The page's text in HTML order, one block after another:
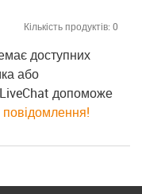
Кількість продуктів: 0
доступних
або
допоможе
повідомлення!